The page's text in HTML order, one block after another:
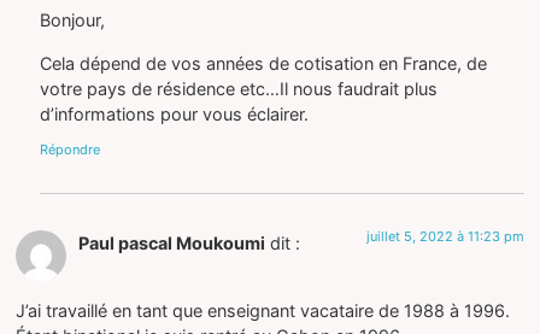
Bonjour,
Cela dépend de vos années de cotisation en France, de
votre pays de résidence etc…Il nous faudrait plus
d’informations pour vous éclairer.
Répondre
Paul pascal Moukoumi dit : juillet 5, 2022 à 11:23 pm
J’ai travaillé en tant que enseignant vacataire de 1988 à 1996.